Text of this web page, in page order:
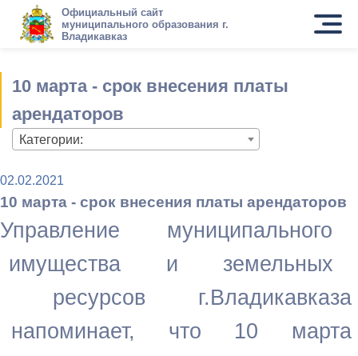
Официальный сайт
муниципального образования г.
Владикавказ
10 марта - срок внесения платы
арендаторов
Категории:
02.02.2021
10 марта - срок внесения платы арендаторов
Управление муниципального
имущества и земельных
ресурсов г.Владикавказа
напоминает, что 10 марта